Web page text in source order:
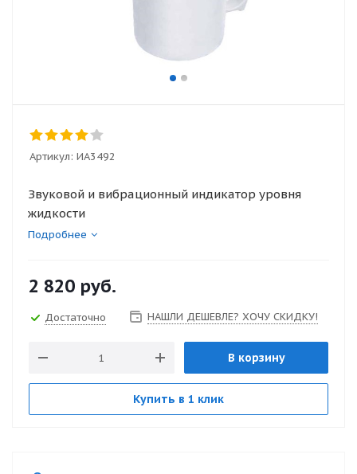
Артикул: ИА3492
Звуковой и вибрационный индикатор уровня
жидкости
Подробнее
2 820 руб.
Достаточно НАШЛИ ДЕШЕВЛЕ? ХОЧУ СКИДКУ!
В корзину
Купить в 1 клик